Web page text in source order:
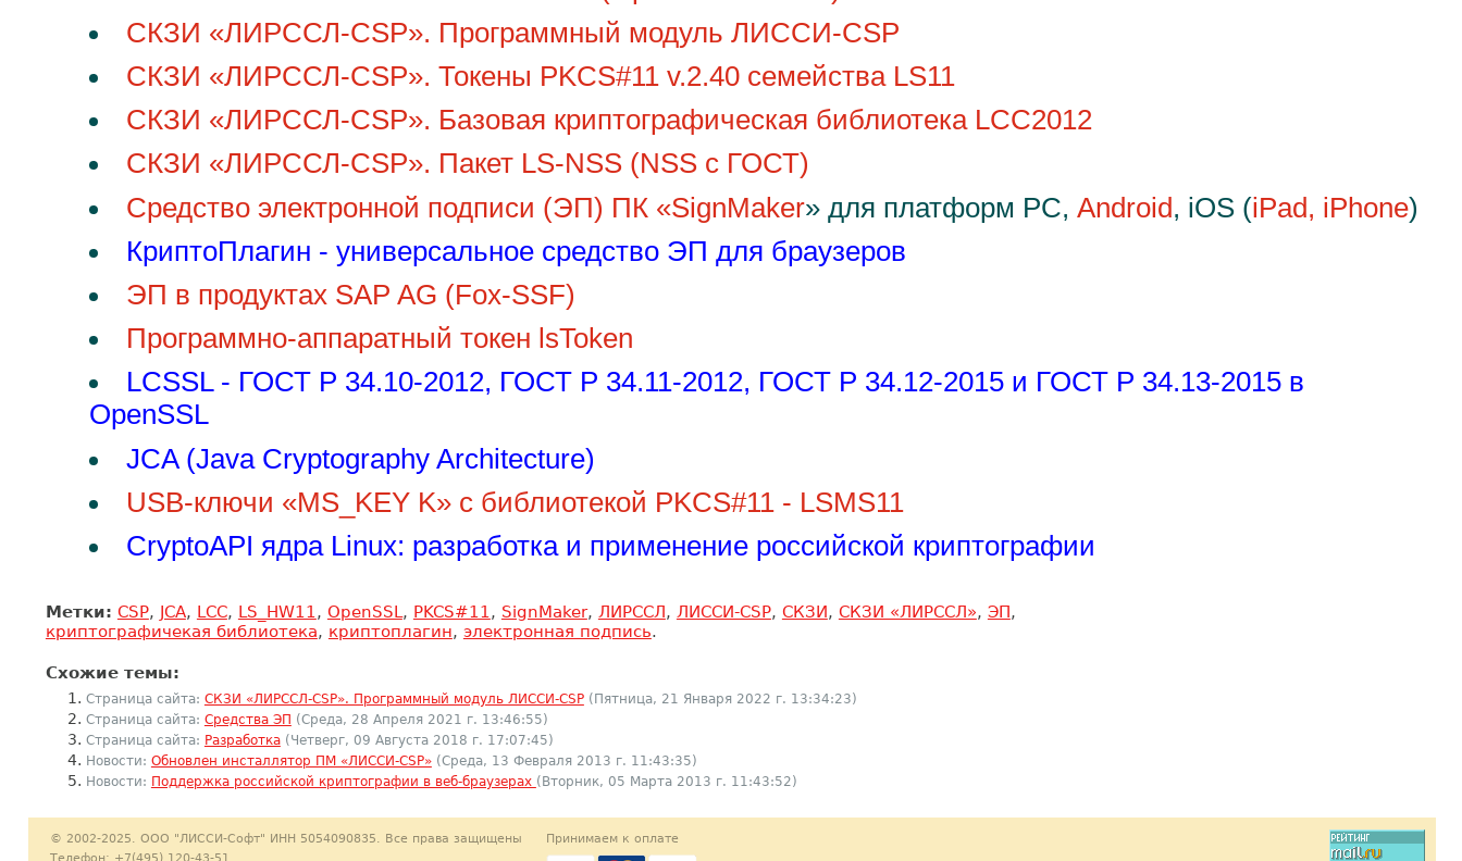
СКЗИ «ЛИРССЛ-CSP». Программный модуль ЛИССИ-CSP
СКЗИ «ЛИРССЛ-CSP». Токены PKCS#11 v.2.40 семейства LS11
СКЗИ «ЛИРССЛ-CSP». Базовая криптографическая библиотека LCC2012
СКЗИ «ЛИРССЛ-CSP». Пакет LS-NSS (NSS с ГОСТ)
Средство электронной подписи (ЭП) ПК «SignMaker» для платформ PC,Android, iOS (iPad, iPhone)
КриптоПлагин - универсальное средство ЭП для браузеров
ЭП в продуктах SAP AG (Fox-SSF)
Программно-аппаратный токен lsToken
LCSSL - ГОСТ Р 34.10-2012, ГОСТ Р 34.11-2012, ГОСТ Р 34.12-2015 и ГОСТ Р 34.13-2015 в
OpenSSL
JCA (Java Cryptography Architecture)
USB-ключи «MS_KEY K» с библиотекой PKCS#11 - LSMS11
CryptoAPI ядра Linux: разработка и применение российской криптографии
Метки: CSP, JCA, LCC, LS_HW11, OpenSSL, PKCS#11, SignMaker, ЛИРССЛ, ЛИССИ-CSP, СКЗИ, СКЗИ «ЛИРССЛ», ЭП,
криптографичекая библиотека, криптоплагин, электронная подпись.
Схожие темы:
Страница сайта: СКЗИ «ЛИРССЛ-CSP». Программный модуль ЛИССИ-CSP(Пятница, 21 Января 2022 г. 13:34:23)
Страница сайта: Средства ЭП (Среда, 28 Апреля 2021 г. 13:46:55)
Страница сайта: Разработка(Четверг, 09 Августа 2018 г. 17:07:45)
Новости: Обновлен инсталлятор ПМ «ЛИССИ-CSP»(Среда, 13 Февраля 2013 г. 11:43:35)
Новости: Поддержка российской криптографии в веб-браузерах (Вторник, 05 Марта 2013 г. 11:43:52)
© 2002-2025. ООО "ЛИССИ-Софт" ИНН 5054090835. Все права защищены
Принимаем к оплате